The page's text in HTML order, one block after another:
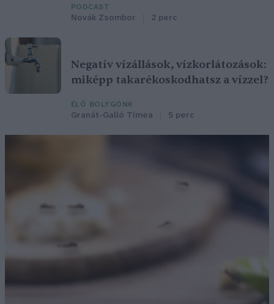
PODCAST
Novák Zsombor 2 perc
Negatív vízállások, vízkorlátozások:
miképp takarékoskodhatsz a vízzel?
ÉLŐ BOLYGÓNK
Granát-Galló Tímea 5 perc